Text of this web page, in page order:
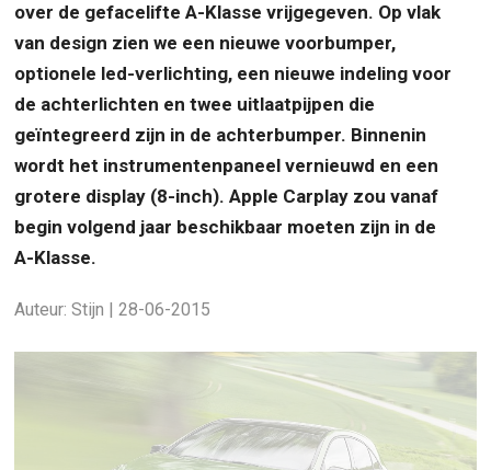
over de gefacelifte A-Klasse vrijgegeven. Op vlak
van design zien we een nieuwe voorbumper,
optionele led-verlichting, een nieuwe indeling voor
de achterlichten en twee uitlaatpijpen die
geïntegreerd zijn in de achterbumper. Binnenin
wordt het instrumentenpaneel vernieuwd en een
grotere display (8-inch). Apple Carplay zou vanaf
begin volgend jaar beschikbaar moeten zijn in de
A-Klasse.
Auteur: Stijn | 28-06-2015